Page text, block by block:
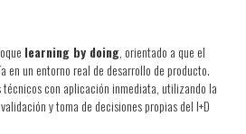
learning by doing, orientado a que el
en un entorno real de desarrollo de producto.
técnicos con aplicación inmediata, utilizando la
y toma de decisiones propias del I+D